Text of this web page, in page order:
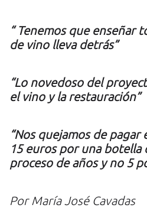
“ Tenemos que enseñar
de vino lleva detrás”
“Lo novedoso del
el vino y la restauración”
“Nos quejamos de
15 euros por una botella
proceso de años y no 5
Por María José Cavadas